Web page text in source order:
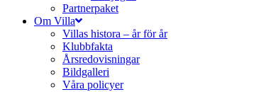
Partnerpaket
Om Villa
Villas histora – år för år
Klubbfakta
Årsredovisningar
Bildgalleri
Våra policyer